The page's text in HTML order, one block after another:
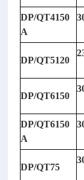
DP/QT4150
A
DP/QT5120
DP/QT6150
DP/QT6150
A
DP/QT75